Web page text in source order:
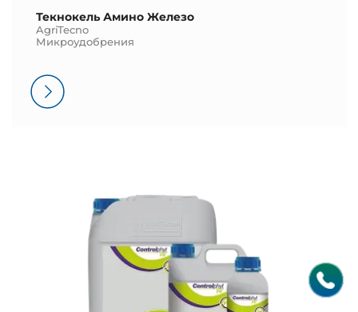
Текнокель Амино Железо
AgriTecno
Микроудобрения